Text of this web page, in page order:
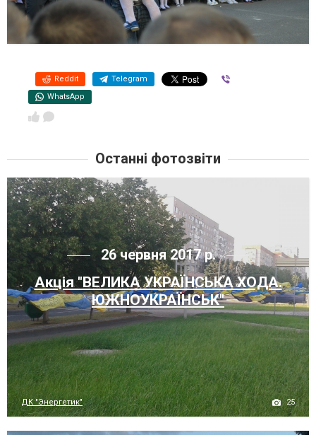
Reddit Telegram
WhatsApp
Останні фотозвіти
26 червня 2017 р.
Акція "ВЕЛИКА УКРАЇНСЬКА ХОДА.
ЮЖНОУКРАЇНСЬК"
ДК "Энергетик" 25